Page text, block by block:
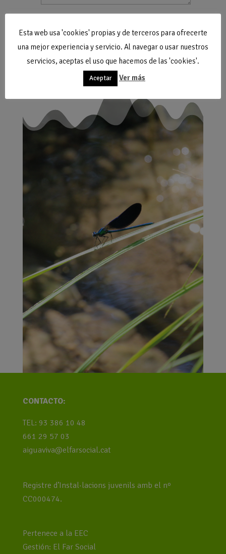
Afirmo que he llegit l'avís legal i
accepto lapolítica de privacitat .
CONTACTO:
TEL: 93 386 10 48
661 29 57 03
aiguaviva@elfarsocial.cat
Registre d’Instal·lacions juvenils amb el nº
CC000474.
Pertenece a la EEC
Gestión: El Far Social
Esta web usa 'cookies' propias y de terceros para ofrecerte
una mejor experiencia y servicio. Al navegar o usar nuestros
servicios, aceptas el uso que hacemos de las 'cookies'.
Aceptar Ver más